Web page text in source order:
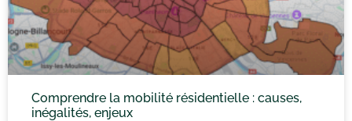
Comprendre la mobilité résidentielle : causes,
inégalités, enjeux